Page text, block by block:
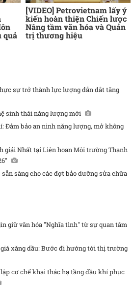
quả
[VIDEO] Petrovietnam lấy ý
kiến hoàn thiện Chiến lược
Nâng tầm văn hóa và Quản
trị thương hiệu
sự trở thành lực lượng dẫn dắt tăng
sinh thái năng lượng mới
Đảm bảo an ninh năng lượng, mở không
giải Nhất tại Liên hoan Môi trường Thanh
sàng cho các đợt bảo dưỡng sửa chữa
giữ văn hóa "Nghĩa tình" từ sự quan tâm
xăng dầu: Bước đi hướng tới thị trường
cơ chế khai thác hạ tầng dầu khí phục